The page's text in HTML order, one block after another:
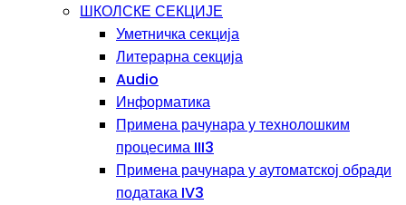
ШКОЛСКЕ СЕКЦИЈЕ
Уметничка секција
Литерарна секција
Audio
Информатика
Примена рачунара у технолошким
процесима III3
Примена рачунара у аутоматској обради
података IV3